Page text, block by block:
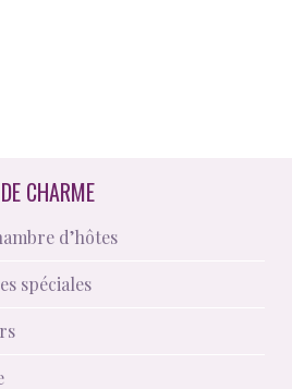
CHARME
d’hôtes
spéciales